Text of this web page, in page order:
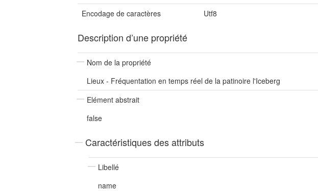
Encodage de caractères
Utf8
Description d’une propriété
Nom de la propriété
Lieux - Fréquentation en temps réel de la patinoire l'Iceberg
Elément abstrait
false
Caractéristiques des attributs
Libellé
name